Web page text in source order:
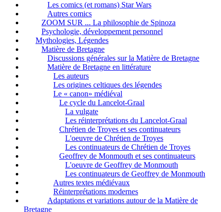
Les comics (et romans) Star Wars
Autres comics
ZOOM SUR ... La philosophie de Spinoza
Psychologie, développement personnel
Mythologies, Légendes
Matière de Bretagne
Discussions générales sur la Matière de Bretagne
Matière de Bretagne en littérature
Les auteurs
Les origines celtiques des légendes
Le « canon» médiéval
Le cycle du Lancelot-Graal
La vulgate
Les réinterprétations du Lancelot-Graal
Chrétien de Troyes et ses continuateurs
L'oeuvre de Chrétien de Troyes
Les continuateurs de Chrétien de Troyes
Geoffrey de Monmouth et ses continuateurs
L'oeuvre de Geoffrey de Monmouth
Les continuateurs de Geoffrey de Monmouth
Autres textes médiévaux
Réinterprétations modernes
Adaptations et variations autour de la Matière de
Bretagne